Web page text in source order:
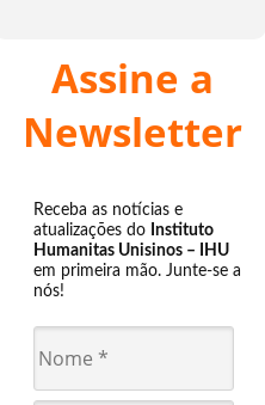
Assine a
Newsletter
Receba as notícias e
atualizações do Instituto
Humanitas Unisinos – IHU
em primeira mão. Junte-se a
nós!